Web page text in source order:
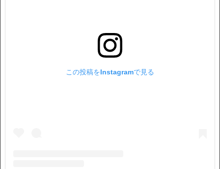
この投稿をInstagramで見る